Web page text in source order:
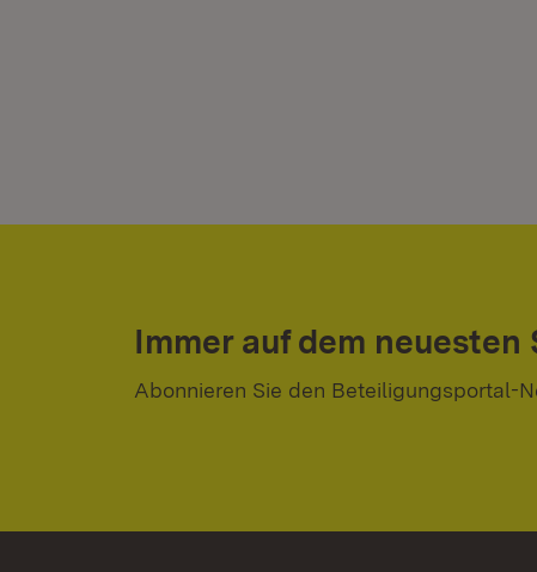
Immer auf dem neuesten
Abonnieren Sie den Beteiligungsportal-